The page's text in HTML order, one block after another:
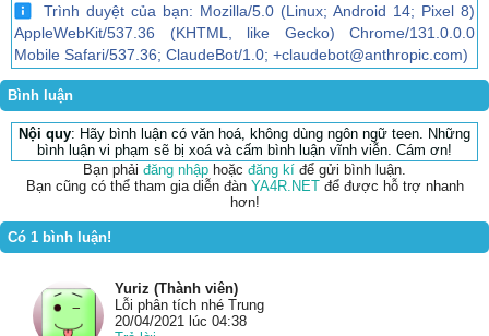
Trình duyệt của bạn: Mozilla/5.0 (Linux; Android 14; Pixel 8)
AppleWebKit/537.36 (KHTML, like Gecko) Chrome/131.0.0.0
Mobile Safari/537.36; ClaudeBot/1.0; +claudebot@anthropic.com)
Bình luận
Nội quy: Hãy bình luận có văn hoá, không dùng ngôn ngữ teen. Những
bình luận vi phạm sẽ bị xoá và cấm bình luận vĩnh viễn. Cám ơn!
Bạn phải đăng nhập hoặc đăng kí để gửi bình luận.
Bạn cũng có thể tham gia diễn đàn YA4R.NETđể được hỗ trợ nhanh
hơn!
Có 1 bình luận!
Yuriz (Thành viên)
Lỗi phân tích nhé Trung
20/04/2021 lúc 04:38